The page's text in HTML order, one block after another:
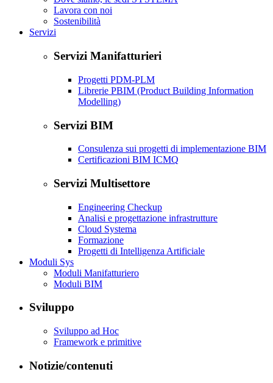
Lavora con noi
Sostenibilità
Servizi
Servizi Manifatturieri
Progetti PDM-PLM
Librerie PBIM (Product Building Information
Modelling)
Servizi BIM
Consulenza sui progetti di implementazione BIM
Certificazioni BIM ICMQ
Servizi Multisettore
Engineering Checkup
Analisi e progettazione infrastrutture
Cloud Systema
Formazione
Progetti di Intelligenza Artificiale
Moduli Sys
Moduli Manifatturiero
Moduli BIM
Sviluppo
Sviluppo ad Hoc
Framework e primitive
Notizie/contenuti